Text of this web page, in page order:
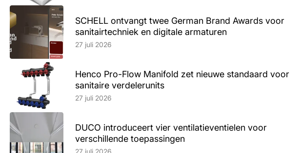
SCHELL ontvangt twee German Brand Awards voor
sanitairtechniek en digitale armaturen
Lees artikel
27 juli 2026
Henco Pro-Flow Manifold zet nieuwe standaard voor
sanitaire verdelerunits
Lees artikel
27 juli 2026
DUCO introduceert vier ventilatieventielen voor
verschillende toepassingen
Lees artikel